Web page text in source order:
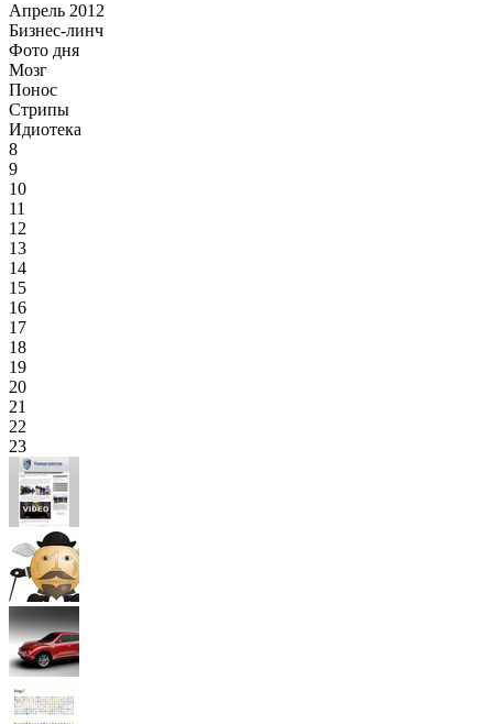
Апрель 2012
Бизнес-линч
Фото дня
Мозг
Понос
Стрипы
Идиотека
8
9
10
11
12
13
14
15
16
17
18
19
20
21
22
23